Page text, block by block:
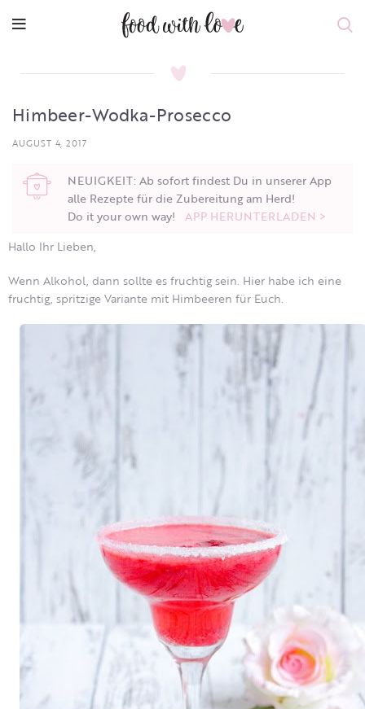
Himbeer-Wodka-Prosecco
AUGUST 4, 2017
NEUIGKEIT: Ab sofort findest Du in unserer App
alle Rezepte für die Zubereitung am Herd!
Do it your own way! APP HERUNTERLADEN >
Hallo Ihr Lieben,
Wenn Alkohol, dann sollte es fruchtig sein. Hier habe ich eine
fruchtig, spritzige Variante mit Himbeeren für Euch.